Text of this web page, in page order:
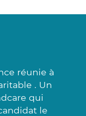
réunie à
. Un
qui
le